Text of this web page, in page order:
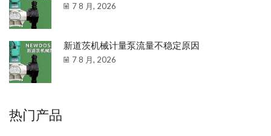
7 8 月, 2026
新道茨机械计量泵流量不稳定原因
7 8 月, 2026
热门产品